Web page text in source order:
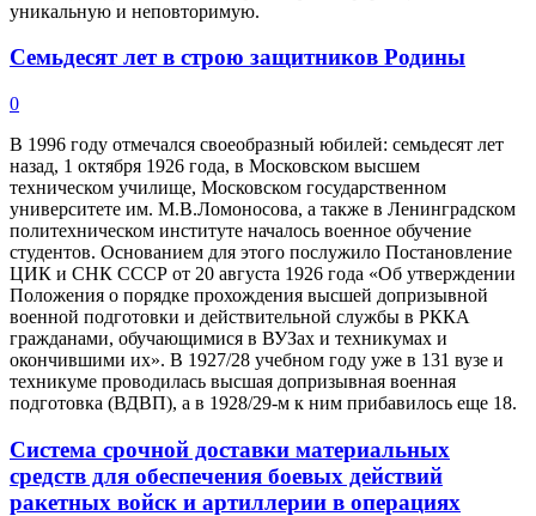
уникальную и неповторимую.
Семьдесят лет в строю защитников Родины
0
В 1996 году отмечался своеобразный юбилей: семьдесят лет
назад, 1 октября 1926 года, в Московском высшем
техническом училище, Московском государственном
университете им. М.В.Ломоносова, а также в Ленинградском
политехническом институте началось военное обучение
студентов. Основанием для этого послужило Постановление
ЦИК и СНК СССР от 20 августа 1926 года «Об утверждении
Положения о порядке прохождения высшей допризывной
военной подготовки и действительной службы в РККА
гражданами, обучающимися в ВУЗах и техникумах и
окончившими их». В 1927/28 учебном году уже в 131 вузе и
техникуме проводилась высшая допризывная военная
подготовка (ВДВП), а в 1928/29-м к ним прибавилось еще 18.
Система срочной доставки материальных
средств для обеспечения боевых действий
ракетных войск и артиллерии в операциях